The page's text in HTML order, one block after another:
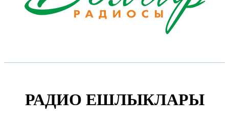
РАДИО ЕШЛЫКЛАРЫ